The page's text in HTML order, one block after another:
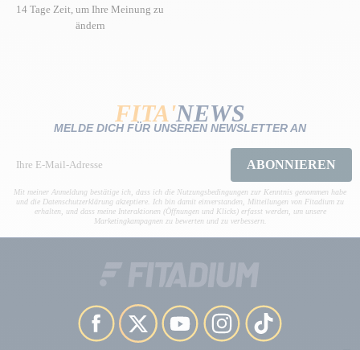
14 Tage Zeit, um Ihre Meinung zu
ändern
FITA'NEWS
MELDE DICH FÜR UNSEREN NEWSLETTER AN
ABONNIEREN
Mit meiner Anmeldung bestätige ich, dass ich die Nutzungsbedingungen zur Kenntnis genommen habe
und die Datenschutzerklärung akzeptiere. Ich bin damit einverstanden, Mitteilungen von Fitadium zu
erhalten, und dass meine Interaktionen (Öffnungen und Klicks) erfasst werden, um unsere
Marketingkampagnen zu bewerten und zu verbessern.